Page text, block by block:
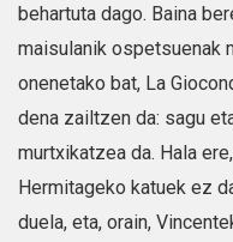
behartuta dago. Baina
maisulanik ospetsuenak
onenetako bat, La
dena zailtzen da: sagu
murtxikatzea da. Hala
Hermitageko katuek ez
duela, eta, orain,